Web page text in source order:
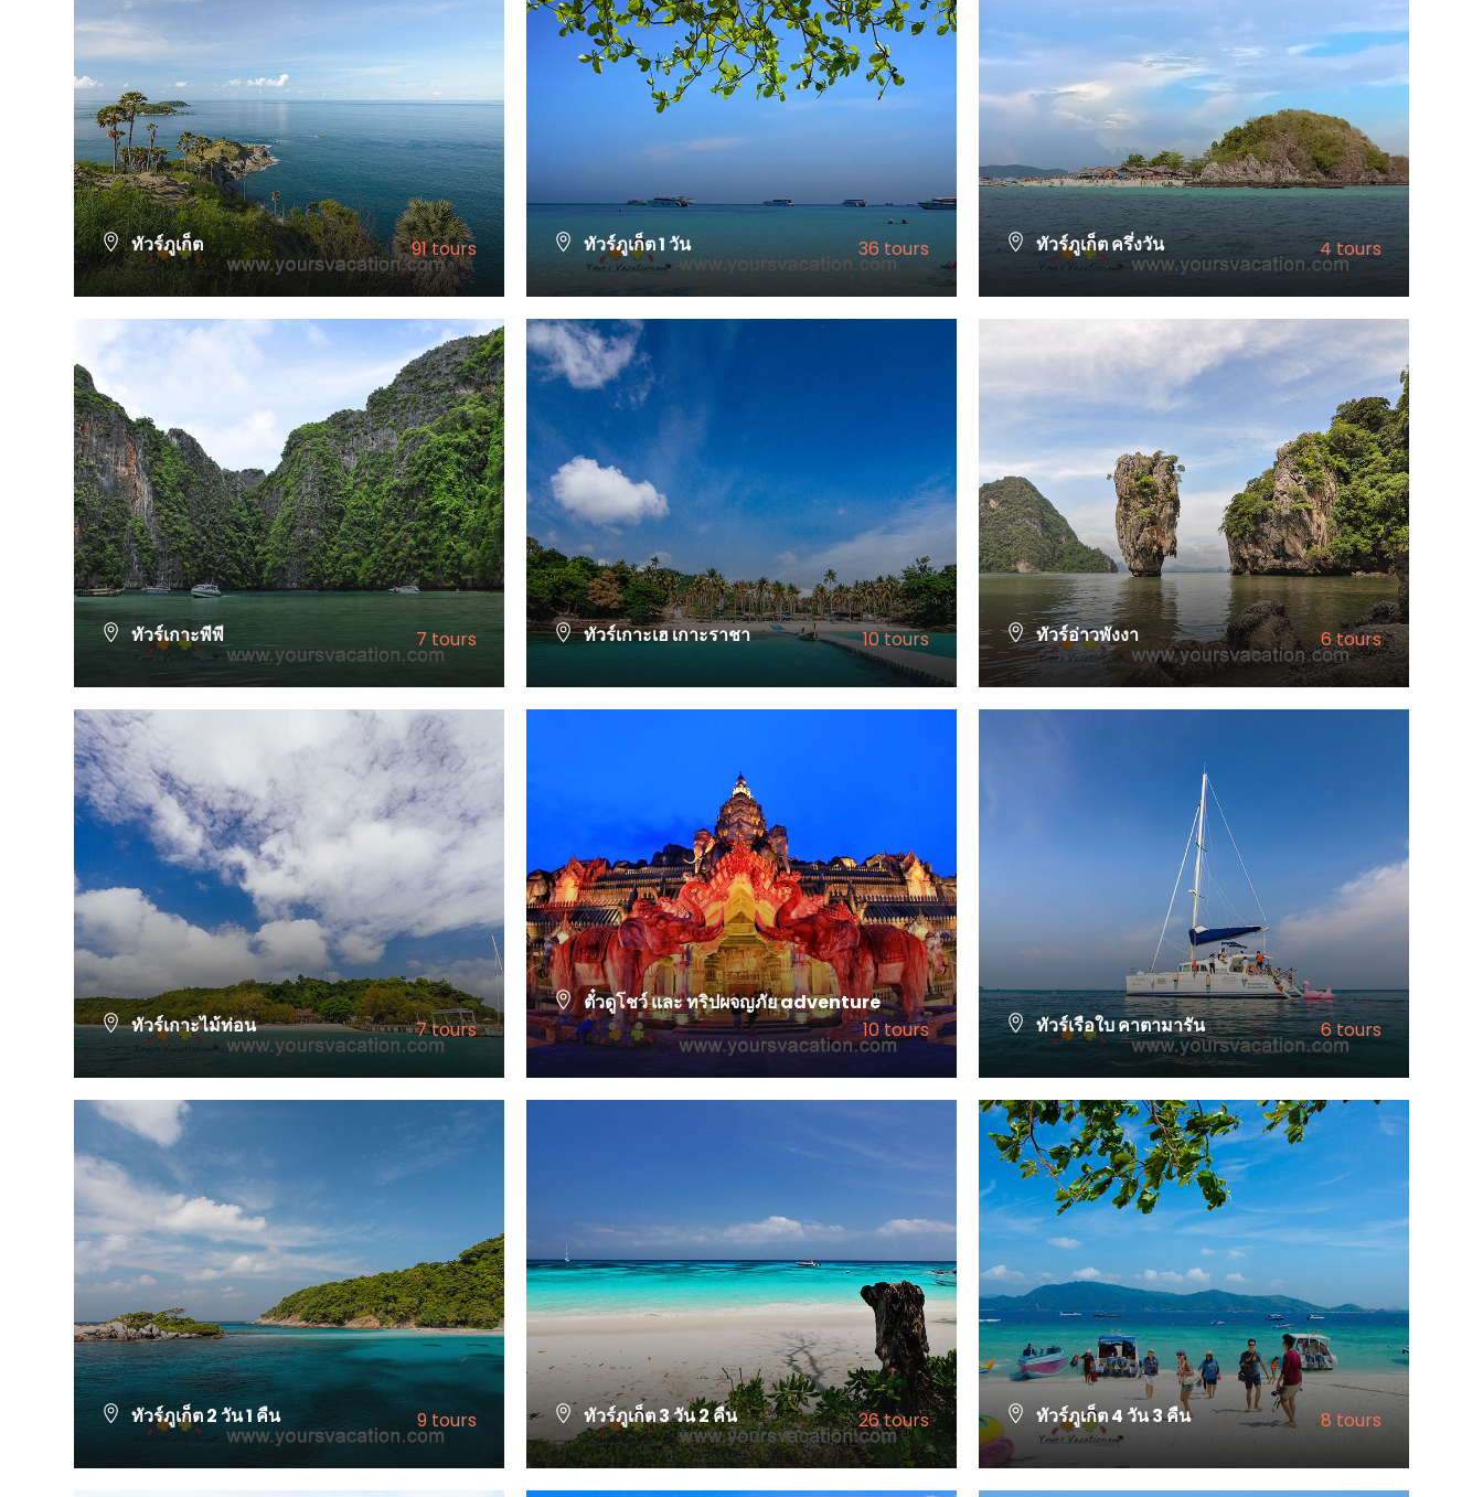
ทัวร์ภูเก็ต 91 tours ทัวร์ภูเก็ต 1 วัน 36 tours ทัวร์ภูเก็ต ครึ่งวัน 4 tours
ทัวร์เกาะพีพี 7 tours ทัวร์เกาะเฮ เกาะราชา 10 tours ทัวร์อ่าวพังงา 6 tours
ทัวร์เกาะไม้ท่อน 7 tours
ตั๋วดูโชว์ และ ทริปผจญภัย adventure
10 tours
ทัวร์เรือใบ คาตามารัน 6 tours
ทัวร์ภูเก็ต 2 วัน 1 คืน 9 tours ทัวร์ภูเก็ต 3 วัน 2 คืน 26 tours ทัวร์ภูเก็ต 4 วัน 3 คืน 8 tours